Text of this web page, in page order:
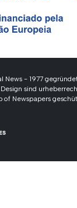
News - 1977
sind
of Newspapers